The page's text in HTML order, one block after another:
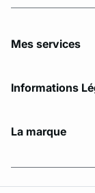
Mes services
Informations
La marque